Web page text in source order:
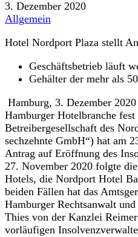
3. Dezember 2020
Allgemein
Hotel Nordport Plaza stellt
Geschäftsbetrieb läuft
Gehälter der mehr als
Hamburg, 3. Dezember
Hamburger Hotelbranche
Betreibergesellschaft des
sechzehnte GmbH“) hat am
Antrag auf Eröffnung des
27. November 2020 folgte
Hotels, die Nordport Hotel
beiden Fällen hat das
Hamburger Rechtsanwalt
Thies von der Kanzlei
vorläufigen